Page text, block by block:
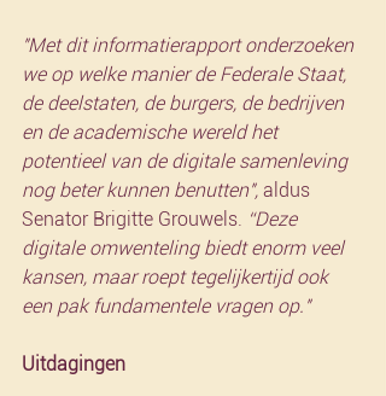
"Met dit informatierapport onderzoeken
we op welke manier de Federale Staat,
de deelstaten, de burgers, de bedrijven
en de academische wereld het
potentieel van de digitale samenleving
nog beter kunnen benutten", aldus
Senator Brigitte Grouwels. “Deze
digitale omwenteling biedt enorm veel
kansen, maar roept tegelijkertijd ook
een pak fundamentele vragen op."
Uitdagingen